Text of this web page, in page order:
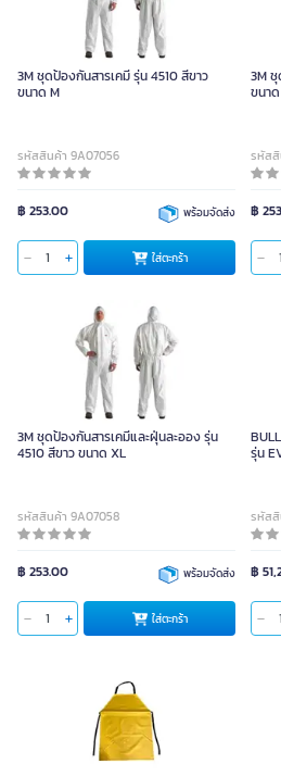
3M ชุดป้องกันสารเคมี รุ่น 4510 สีขาว
ขนาด M
รหัสสินค้า 9A07056
฿ 253.00 พร้อมจัดส่ง
ใส่ตะกร้า
3M
ขนา
รหัส
฿
3M ชุดป้องกันสารเคมีและฝุ่นละออง รุ่น
4510 สีขาว ขนาด XL
รหัสสินค้า 9A07058
฿ 253.00 พร้อมจัดส่ง
ใส่ตะกร้า
รุ่น
รหัสสิ
฿
เอี๊ยมกันเปื้อน PVC สีเหลือง ขนาด